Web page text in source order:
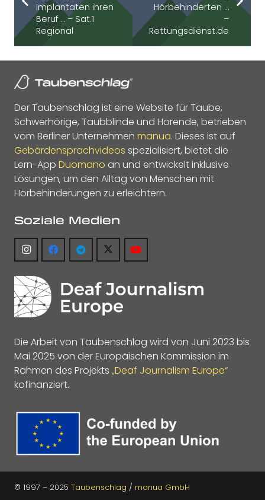
Implantaten ihren
Beruf … – Sat.1
Regional
Hörbehinderten …
–
Rettungsdienst.de
Der Taubenschlag ist eine Website für Taube,
Schwerhörige, Taubblinde und Hörende, betrieben
vom Berliner Unternehmen manua. Dieses ist auf
Gebärdensprachvideos spezialisiert, bietet die
Lern-App Duomano an und entwickelt inklusive
Lösungen, um den Alltag von Menschen mit
Hörbehinderungen zu erleichtern.
Soziale Medien
Die Arbeit von Taubenschlag wird von Juni 2023 bis
Mai 2025 von der Europäischen Kommission im
Rahmen des Projekts „Deaf Journalism Europe“
kofinanziert.
© 1997 – 2025 Taubenschlag / manua GmbH